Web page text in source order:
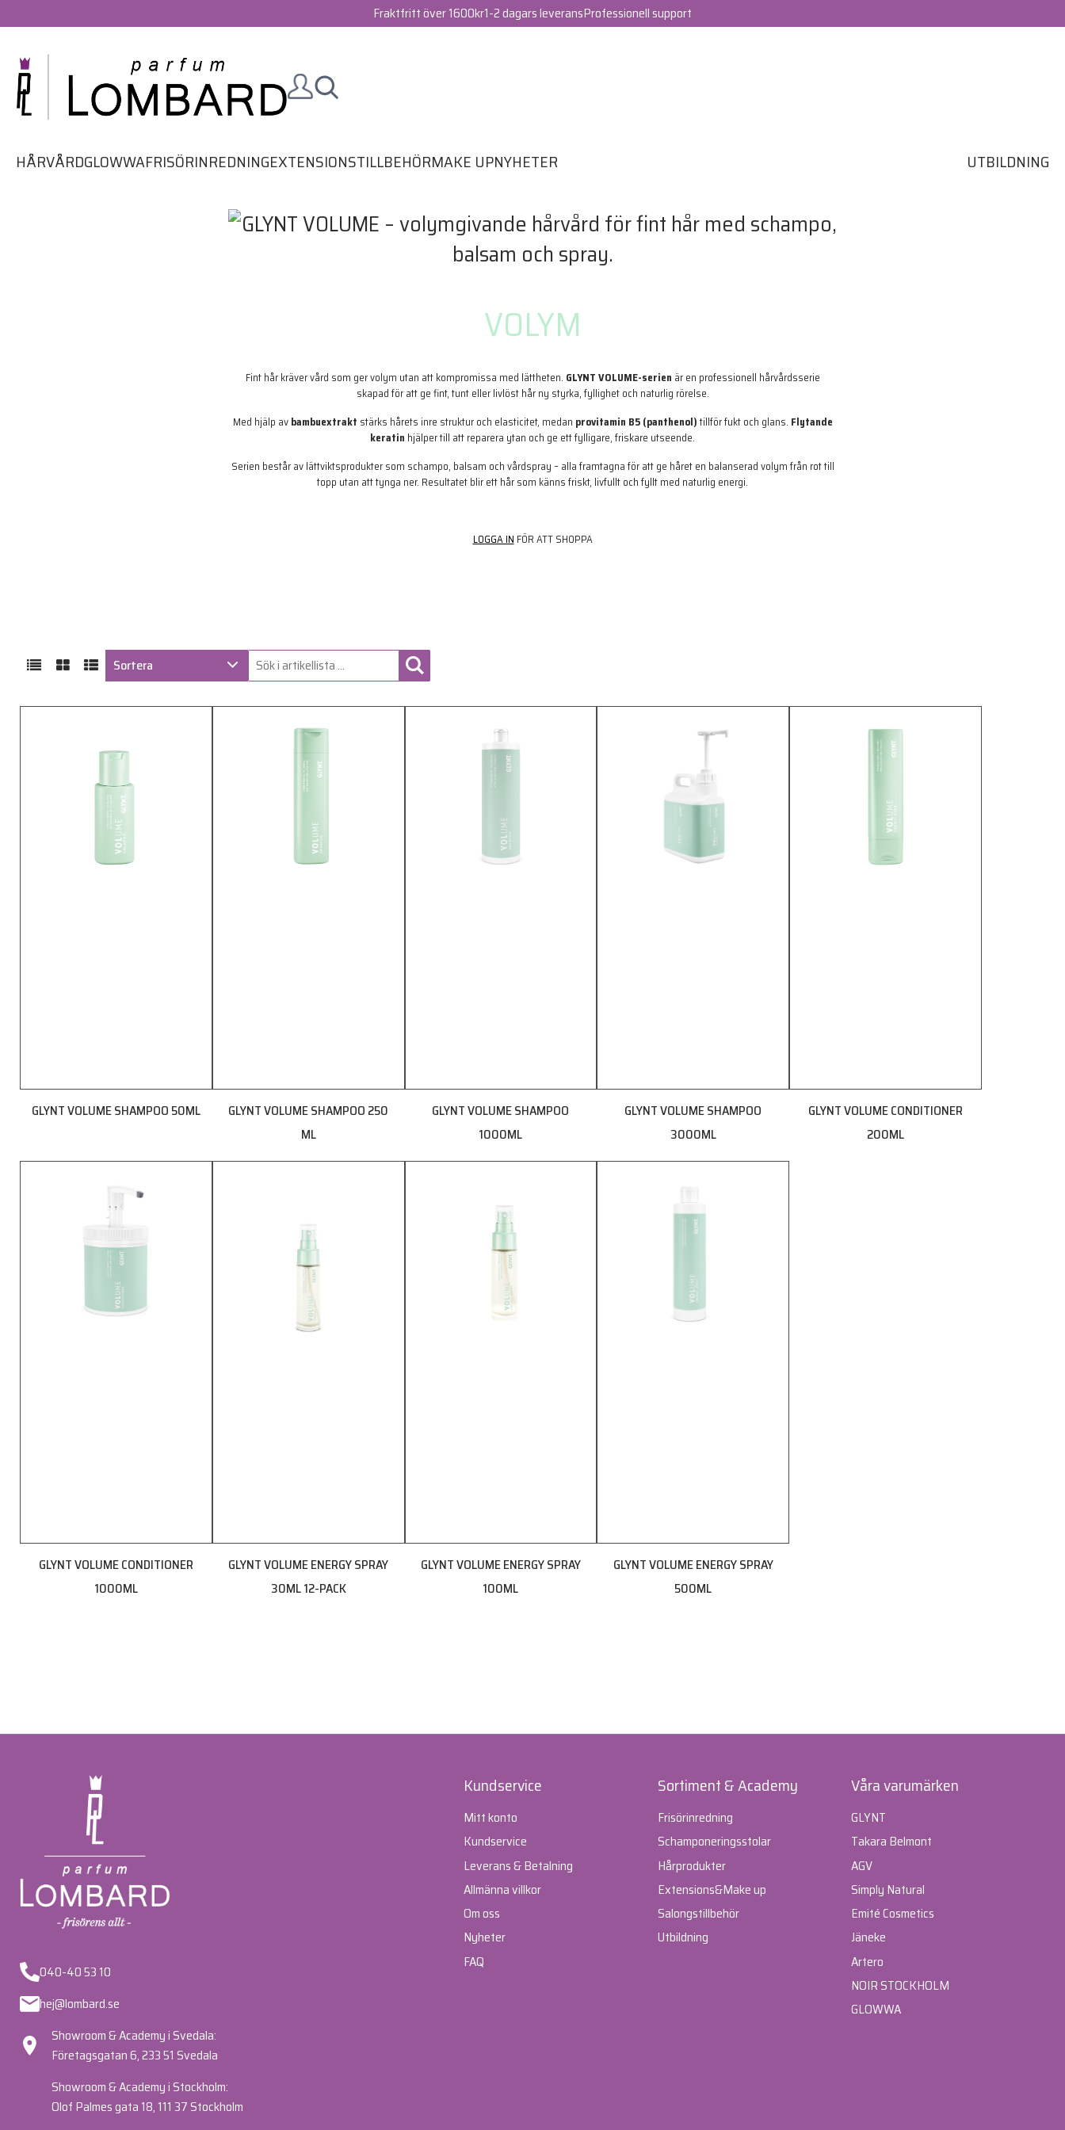
Fraktfritt över 1600kr1-2 dagars leveransProfessionell support
HÅRVÅRDGLOWWAFRISÖRINREDNINGEXTENSIONSTILLBEHÖRMAKE UPNYHETER UTBILDNING
VOLYM
Fint hår kräver vård som ger volym utan att kompromissa med lättheten. GLYNT VOLUME-serien är en professionell hårvårdsserie
skapad för att ge fint, tunt eller livlöst hår ny styrka, fyllighet och naturlig rörelse.
Med hjälp avbambuextrakt stärks hårets inre struktur och elasticitet, medan provitamin B5 (panthenol)tillför fukt och glans. Flytande
keratin hjälper till att reparera ytan och ge ett fylligare, friskare utseende.
Serien består av lättviktsprodukter som schampo, balsam och vårdspray – alla framtagna för att ge håret en balanserad volym från rot till
topp utan att tynga ner. Resultatet blir ett hår som känns friskt, livfullt och fyllt med naturlig energi.
LOGGA IN FÖR ATT SHOPPA
Sortera
GLYNT VOLUME SHAMPOO 50ML
GLYNT VOLUME SHAMPOO 250
ML
GLYNT VOLUME SHAMPOO
1000ML
GLYNT VOLUME SHAMPOO
3000ML
GLYNT VOLUME CONDITIONER
200ML
GLYNT VOLUME CONDITIONER
1000ML
GLYNT VOLUME ENERGY SPRAY
30ML 12-PACK
GLYNT VOLUME ENERGY SPRAY
100ML
GLYNT VOLUME ENERGY SPRAY
500ML
040-40 53 10
hej@lombard.se
Showroom & Academy i Svedala:
Företagsgatan 6, 233 51 Svedala
Showroom & Academy i Stockholm:
Olof Palmes gata 18, 111 37 Stockholm
Kundservice
Mitt konto
Kundservice
Leverans & Betalning
Allmänna villkor
Om oss
Nyheter
FAQ
Sortiment & Academy
Frisörinredning
Schamponeringsstolar
Hårprodukter
Extensions&Make up
Salongstillbehör
Utbildning
Våra varumärken
GLYNT
Takara Belmont
AGV
Simply Natural
Emité Cosmetics
Jäneke
Artero
NOIR STOCKHOLM
GLOWWA